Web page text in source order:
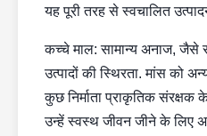
यह पूरी तरह से स्वचालित
कच्चे माल: सामान्य अनाज,
उत्पादों की स्थिरता. मांस को
कुछ निर्माता प्राकृतिक
उन्हें स्वस्थ जीवन जीने के लिए